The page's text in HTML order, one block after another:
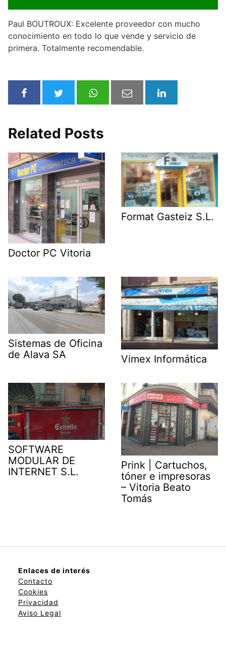
Paul BOUTROUX: Excelente proveedor con mucho
conocimiento en todo lo que vende y servicio de
primera. Totalmente recomendable.
Related Posts
Doctor PC Vitoria
Format Gasteiz S.L.
Sistemas de Oficina
de Alava SA
Vimex Informática
SOFTWARE
MODULAR DE
INTERNET S.L.
Prink | Cartuchos,
tóner e impresoras
– Vitoria Beato
Tomás
Enlaces de interés
Contacto
Cookies
Privacidad
Aviso Legal